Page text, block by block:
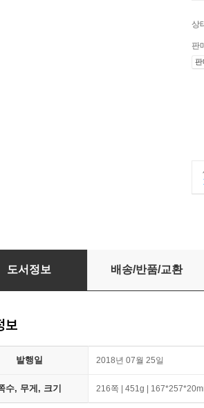
상
판
판
Vol.1 : 번개는 두 번 친다
도서정보 배송/반품/교환
보
발행일 2018년 07월 25일
수, 무게, 크기 216쪽 | 451g |